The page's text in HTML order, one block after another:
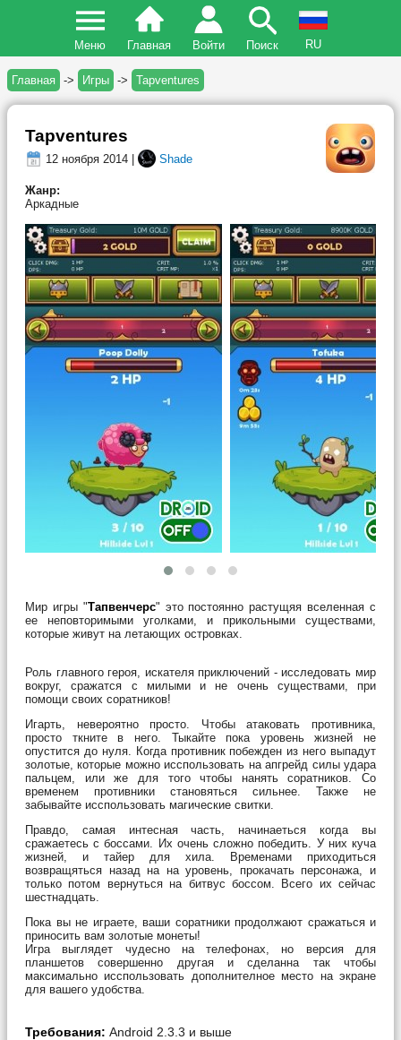
Меню Главная Войти Поиск RU
Главная -> Игры -> Tapventures
Tapventures
12 ноября 2014 | Shade
Жанр:
Аркадные
Мир игры "Тапвенчерс" это постоянно растущяя вселенная с
ее неповторимыми уголками, и прикольными существами,
которые живут на летающих островках.
Роль главного героя, искателя приключений - исследовать мир
вокруг, сражатся с милыми и не очень существами, при
помощи своих соратников!
Игарть, невероятно просто. Чтобы атаковать противника,
просто ткните в него. Тыкайте пока уровень жизней не
опустится до нуля. Когда противник побежден из него выпадут
золотые, которые можно исспользовать на апгрейд силы удара
пальцем, или же для того чтобы нанять соратников. Со
временем противники становяться сильнее. Также не
забывайте исспользовать магические свитки.
Правдо, самая интесная часть, начинаеться когда вы
сражаетесь с боссами. Их очень сложно победить. У них куча
жизней, и тайер для хила. Временами приходиться
возвращяться назад на на уровень, прокачать персонажа, и
только потом вернуться на битвус боссом. Всего их сейчас
шестнадцать.
Пока вы не играете, ваши соратники продолжают сражаться и
приносить вам золотые монеты!
Игра выглядет чудесно на телефонах, но версия для
планшетов совершенно другая и сделанна так чтобы
максимально исспользовать дополнителное место на экране
для вашего удобства.
Требования: Android 2.3.3 и выше